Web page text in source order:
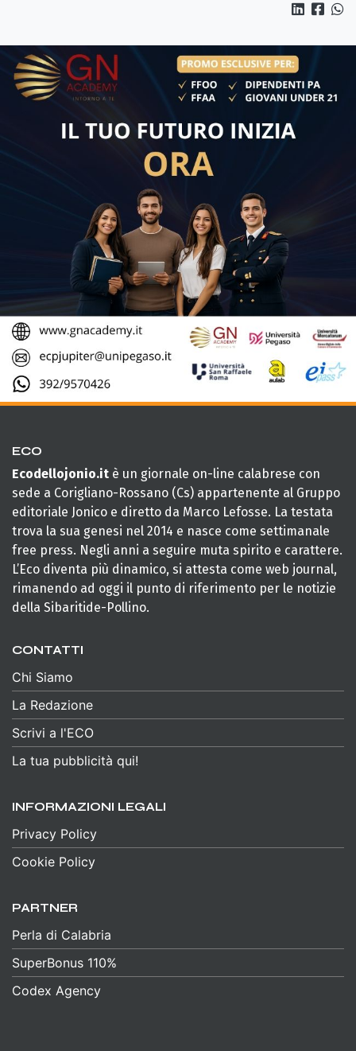
ECO
Ecodellojonio.it è un giornale on-line calabrese con
sede a Corigliano-Rossano (Cs) appartenente al Gruppo
editoriale Jonico e diretto da Marco Lefosse. La testata
trova la sua genesi nel 2014 e nasce come settimanale
free press. Negli anni a seguire muta spirito e carattere.
L’Eco diventa più dinamico, si attesta come web journal,
rimanendo ad oggi il punto di riferimento per le notizie
della Sibaritide-Pollino.
CONTATTI
Chi Siamo
La Redazione
Scrivi a l'ECO
La tua pubblicità qui!
INFORMAZIONI LEGALI
Privacy Policy
Cookie Policy
PARTNER
Perla di Calabria
SuperBonus 110%
Codex Agency